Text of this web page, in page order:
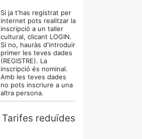
Si ja t'has registrat per
internet pots realitzar la
inscripció a un taller
cultural, clicant LOGIN.
Si no, hauràs d'introduir
primer les teves dades
(REGISTRE). La
inscripció és nominal.
Amb les teves dades
no pots inscriure a una
altra persona.
Tarifes reduïdes